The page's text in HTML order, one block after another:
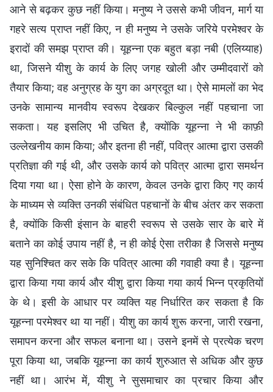
आने से बढ़कर कुछ नहीं किया। मनुष्य ने उससे कभी जीवन, मार्ग या
गहरे सत्य प्राप्त नहीं किए, न ही मनुष्य ने उसके जरिये परमेश्वर के
इरादों की समझ प्राप्त की। यूहन्ना एक बहुत बड़ा नबी (एलिय्याह)
था, जिसने यीशु के कार्य के लिए जगह खोली और उम्मीदवारों को
तैयार किया; वह अनुग्रह के युग का अग्रदूत था। ऐसे मामलों का भेद
उनके सामान्य मानवीय स्वरूप देखकर बिल्कुल नहीं पहचाना जा
सकता। यह इसलिए भी उचित है, क्योंकि यूहन्ना ने भी काफ़ी
उल्लेखनीय काम किया; और इतना ही नहीं, पवित्र आत्मा द्वारा उसकी
प्रतिज्ञा की गई थी, और उसके कार्य को पवित्र आत्मा द्वारा समर्थन
दिया गया था। ऐसा होने के कारण, केवल उनके द्वारा किए गए कार्य
के माध्यम से व्यक्ति उनकी संबंधित पहचानों के बीच अंतर कर सकता
है, क्योंकि किसी इंसान के बाहरी स्वरूप से उसके सार के बारे में
बताने का कोई उपाय नहीं है, न ही कोई ऐसा तरीका है जिससे मनुष्य
यह सुनिश्चित कर सके कि पवित्र आत्मा की गवाही क्या है। यूहन्ना
द्वारा किया गया कार्य और यीशु द्वारा किया गया कार्य भिन्न प्रकृतियों
के थे। इसी के आधार पर व्यक्ति यह निर्धारित कर सकता है कि
यूहन्ना परमेश्वर था या नहीं। यीशु का कार्य शुरू करना, जारी रखना,
समापन करना और सफल बनाना था। उसने इनमें से प्रत्येक चरण
पूरा किया था, जबकि यूहन्ना का कार्य शुरुआत से अधिक और कुछ
नहीं था। आरंभ में, यीशु ने सुसमाचार का प्रचार किया और